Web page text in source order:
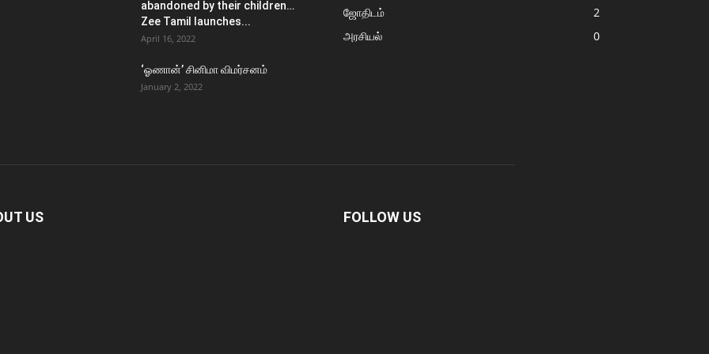
abandoned by their children…
Zee Tamil launches...
April 16, 2022
‘ஓணான்’ சினிமா விமர்சனம்
January 2, 2022
ஜோதிடம்
2
அரசியல்
0
US FOLLOW US